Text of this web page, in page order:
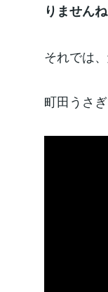
りません
それでは
町田うさ